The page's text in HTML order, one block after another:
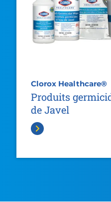
Clorox Healthcare®
Produits
de Javel